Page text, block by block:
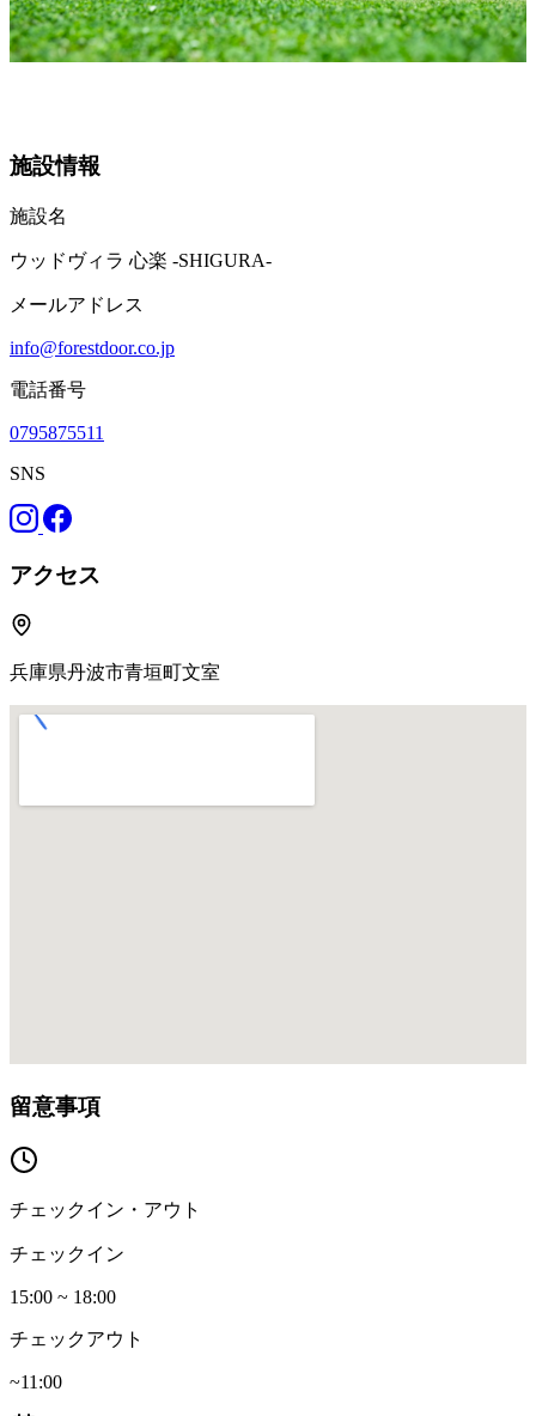
施設情報
施設名
ウッドヴィラ 心楽 -SHIGURA-
メールアドレス
info@forestdoor.co.jp
電話番号
0795875511
SNS
アクセス
兵庫県丹波市青垣町文室
留意事項
チェックイン・アウト
チェックイン
15:00 ~ 18:00
チェックアウト
~11:00